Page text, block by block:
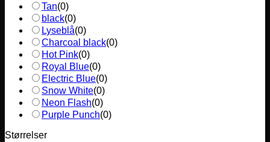
Tan(0)
black(0)
Lyseblå(0)
Charcoal black(0)
Hot Pink(0)
Royal Blue(0)
Electric Blue(0)
Snow White(0)
Neon Flash(0)
Purple Punch(0)
Størrelser